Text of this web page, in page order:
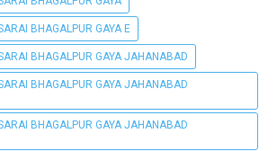
BHAGALPUR GAYA E
BHAGALPUR GAYA JAHANABAD
BHAGALPUR GAYA JAHANABAD
BHAGALPUR GAYA JAHANABAD